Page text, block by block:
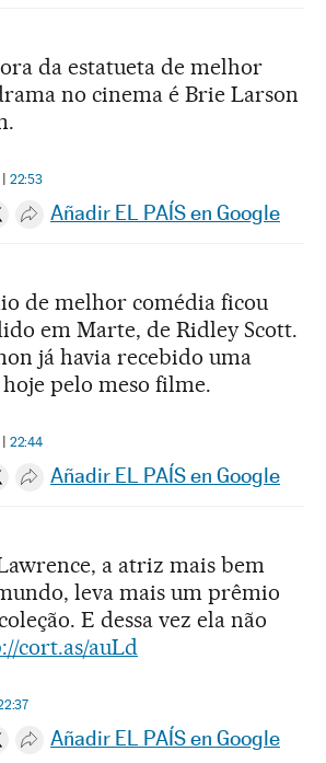
da estatueta de melhor
no cinema é Brie Larson
22:53
en Whatsapp
en Facebook
Compartir en Twitter
Desplegar Redes Sociales
Añadir EL PAÍS en Google
de melhor comédia ficou
em Marte, de Ridley Scott.
já havia recebido uma
pelo meso filme.
22:44
en Whatsapp
en Facebook
Compartir en Twitter
Desplegar Redes Sociales
Añadir EL PAÍS en Google
a atriz mais bem
leva mais um prêmio
E dessa vez ela não
cort.as/auLd
en Whatsapp
en Facebook
Compartir en Twitter
Desplegar Redes Sociales
Añadir EL PAÍS en Google